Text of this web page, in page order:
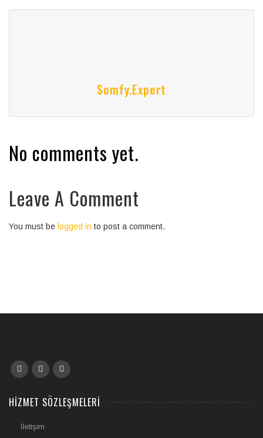
Somfy.expert
No comments yet.
Leave A Comment
You must be logged in to post a comment.
HIZMET SÖZLEŞMELERI
İletişim